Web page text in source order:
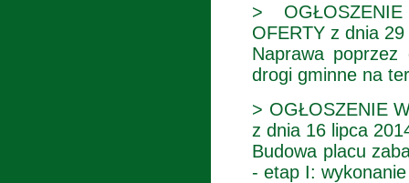
>
OFERTY z dnia
Naprawa
drogi gminne na
> OGŁOSZENIE
z dnia 16 lipca
Budowa placu
- etap I: